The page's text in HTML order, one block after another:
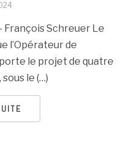
François Schreuer Le
l’Opérateur de
le projet de quatre
le (…)